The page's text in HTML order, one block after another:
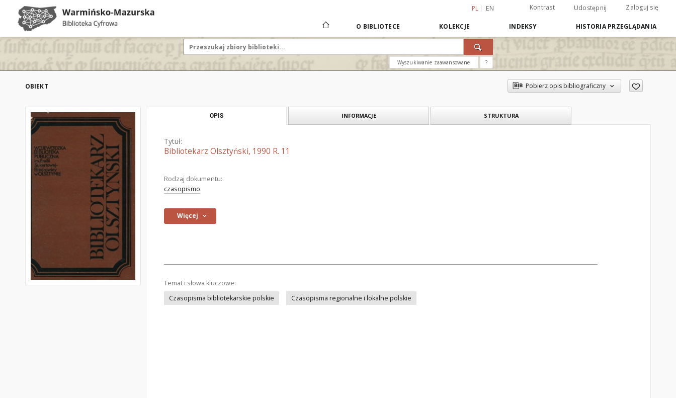
PL EN Kontrast Udostępnij Zaloguj się
O BIBLIOTECE KOLEKCJE INDEKSY HISTORIA PRZEGLĄDANIA
Wyszukiwanie zaawansowane ?
OBIEKT Pobierz opis bibliograficzny
OPIS INFORMACJE STRUKTURA
Tytuł:
Bibliotekarz Olsztyński, 1990 R. 11
Rodzaj dokumentu:
czasopismo
Więcej
Temat i słowa kluczowe:
Czasopisma bibliotekarskie polskie
Czasopisma regionalne i lokalne polskie